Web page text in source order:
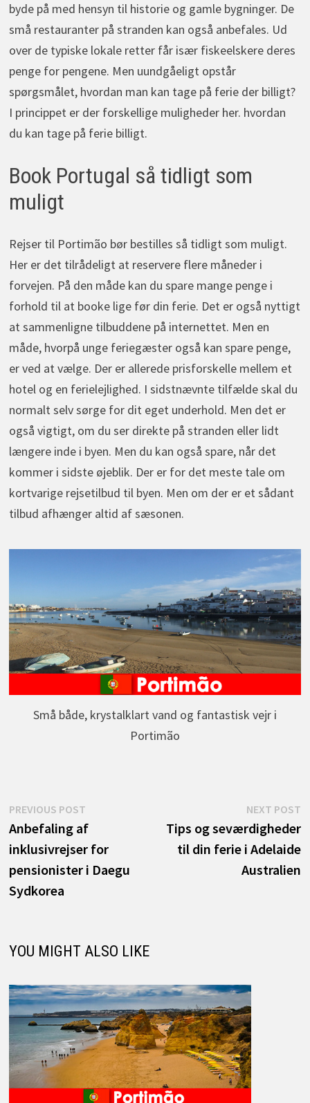
byde på med hensyn til historie og gamle bygninger. De
små restauranter på stranden kan også anbefales. Ud
over de typiske lokale retter får især fiskeelskere deres
penge for pengene. Men uundgåeligt opstår
spørgsmålet, hvordan man kan tage på ferie der billigt?
I princippet er der forskellige muligheder her. hvordan
du kan tage på ferie billigt.
Book Portugal så tidligt som
muligt
Rejser til Portimão bør bestilles så tidligt som muligt.
Her er det tilrådeligt at reservere flere måneder i
forvejen. På den måde kan du spare mange penge i
forhold til at booke lige før din ferie. Det er også nyttigt
at sammenligne tilbuddene på internettet. Men en
måde, hvorpå unge feriegæster også kan spare penge,
er ved at vælge. Der er allerede prisforskelle mellem et
hotel og en ferielejlighed. I sidstnævnte tilfælde skal du
normalt selv sørge for dit eget underhold. Men det er
også vigtigt, om du ser direkte på stranden eller lidt
længere inde i byen. Men du kan også spare, når det
kommer i sidste øjeblik. Der er for det meste tale om
kortvarige rejsetilbud til byen. Men om der er et sådant
tilbud afhænger altid af sæsonen.
Små både, krystalklart vand og fantastisk vejr i
Portimão
Indlægsnavigation
PREVIOUS POSTPrevious
post:
Anbefaling af
inklusivrejser for
pensionister i Daegu
Sydkorea
NEXT POST
Tips og seværdigheder
til din ferie i Adelaide
Australien
YOU MIGHT ALSO LIKE